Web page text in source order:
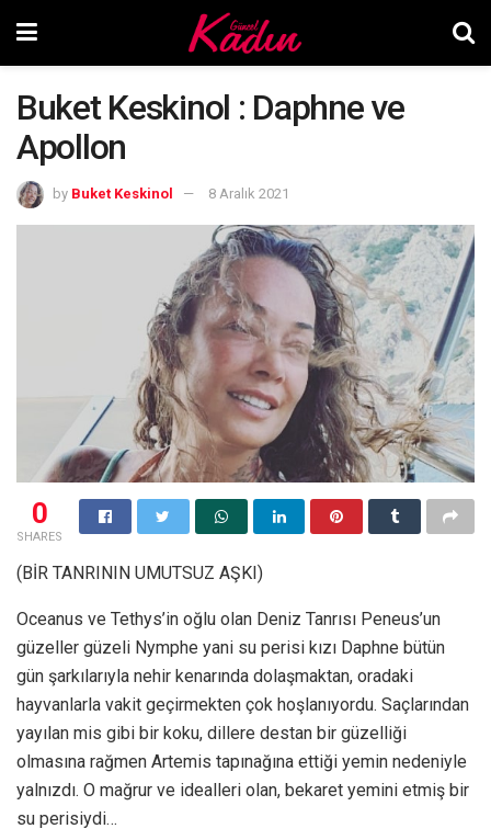
Buket Keskinol : Daphne ve
Apollon
by Buket Keskinol 8 Aralık 2021
0
SHARES
(BİR TANRININ UMUTSUZ AŞKI)
Oceanus ve Tethys’in oğlu olan Deniz Tanrısı Peneus’un
güzeller güzeli Nymphe yani su perisi kızı Daphne bütün
gün şarkılarıyla nehir kenarında dolaşmaktan, oradaki
hayvanlarla vakit geçirmekten çok hoşlanıyordu. Saçlarından
yayılan mis gibi bir koku, dillere destan bir güzelliği
olmasına rağmen Artemis tapınağına ettiği yemin nedeniyle
yalnızdı. O mağrur ve idealleri olan, bekaret yemini etmiş bir
su perisiydi…